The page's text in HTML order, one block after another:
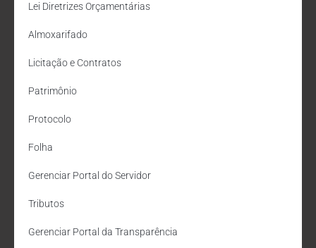
Lei Diretrizes Orçamentárias
Almoxarifado
Licitação e Contratos
Patrimônio
Protocolo
Folha
Gerenciar Portal do Servidor
Tributos
Gerenciar Portal da Transparência